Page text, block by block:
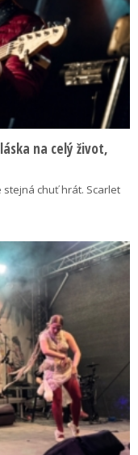
na celý život,
chuť hrát. Scarlet